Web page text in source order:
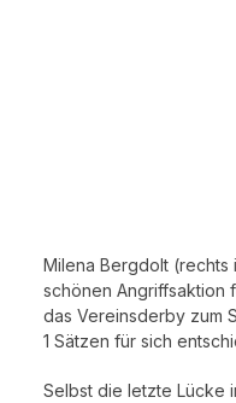
Milena Bergdolt
schönen Angriffsaktion
das Vereinsderby zum
1 Sätzen für sich
Selbst die letzte Lücke